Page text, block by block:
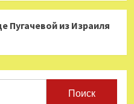
Пугачевой из Израиля